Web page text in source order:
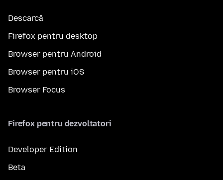
Descarcă
Firefox pentru desktop
Browser pentru Android
Browser pentru iOS
Browser Focus
Firefox pentru dezvoltatori
Developer Edition
Beta